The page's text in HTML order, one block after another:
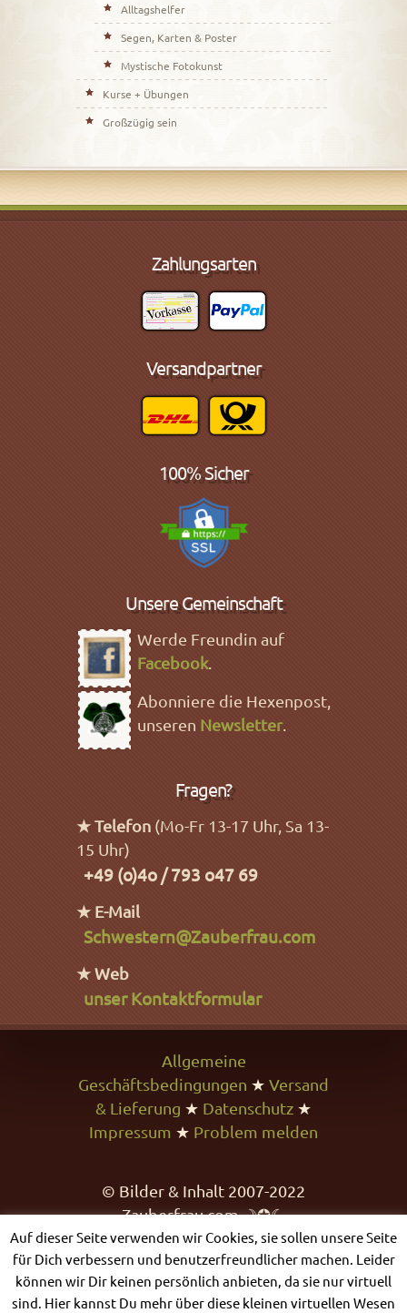
Alltagshelfer
Segen, Karten & Poster
Mystische Fotokunst
Kurse + Übungen
Großzügig sein
Zahlungsarten
Versandpartner
100% Sicher
Unsere Gemeinschaft
Werde Freundin auf
Facebook.
Abonniere die Hexenpost,
unseren Newsletter.
Fragen?
★ Telefon (Mo-Fr 13-17 Uhr, Sa 13-
15 Uhr)
+49 (o)4o / 793 o47 69
★ E-Mail
Schwestern@Zauberfrau.com
★ Web
unser Kontaktformular
Allgemeine
Geschäftsbedingungen ★ Versand
& Lieferung ★ Datenschutz ★
Impressum ★ Problem melden
© Bilder & Inhalt 2007-2022
Zauberfrau.com ☽✪☾
Auf dieser Seite verwenden wir Cookies, sie sollen unsere Seite
für Dich verbessern und benutzerfreundlicher machen. Leider
können wir Dir keinen persönlich anbieten, da sie nur virtuell
sind. Hier kannst Du mehr über diese kleinen virtuellen Wesen